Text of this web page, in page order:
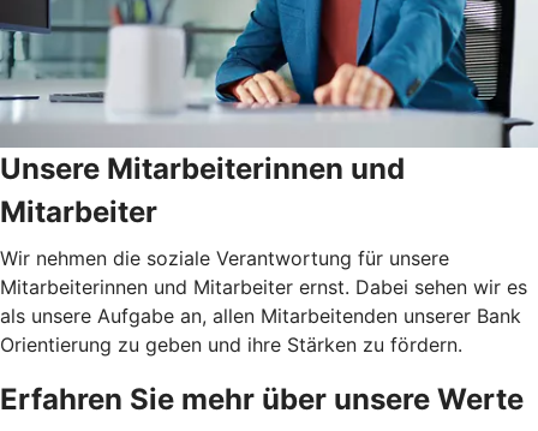
Unsere Mitarbeiterinnen und
Mitarbeiter
Wir nehmen die soziale Verantwortung für unsere
Mitarbeiterinnen und Mitarbeiter ernst. Dabei sehen wir es
als unsere Aufgabe an, allen Mitarbeitenden unserer Bank
Orientierung zu geben und ihre Stärken zu fördern.
Erfahren Sie mehr über unsere Werte